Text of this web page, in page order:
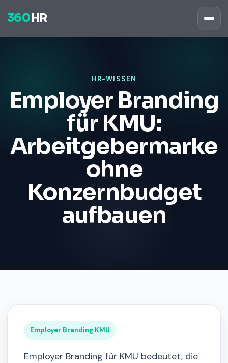
360 HR
HR-WISSEN
Employer Branding
für KMU:
Arbeitgebermarke
ohne
Konzernbudget
aufbauen
Employer Branding KMU
Employer Branding für KMU bedeutet, die